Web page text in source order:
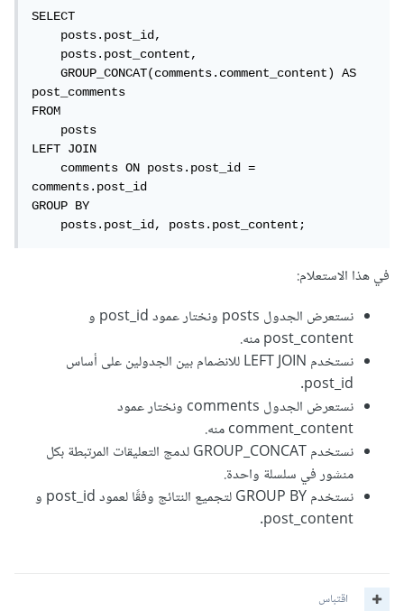
SELECT
    posts.post_id,
    posts.post_content,
    GROUP_CONCAT(comments.comment_content) AS
post_comments
FROM
    posts
LEFT JOIN
    comments ON posts.post_id =
comments.post_id
GROUP BY
    posts.post_id, posts.post_content;
في هذا الاستعلام:
نستعرض الجدول posts ونختار عمود post_id و
post_content منه.
نستخدم LEFT JOIN للانضمام بين الجدولين على أساس
post_id.
نستعرض الجدول comments ونختار عمود
comment_content منه.
نستخدم GROUP_CONCAT لدمج التعليقات المرتبطة بكل
منشور في سلسلة واحدة.
نستخدم GROUP BY لتجميع النتائج وفقًا لعمود post_id و
post_content.
اقتباس